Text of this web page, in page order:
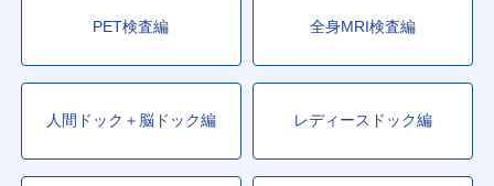
PET検査編 全身MRI検査編
人間ドック＋脳ドック編 レディースドック編